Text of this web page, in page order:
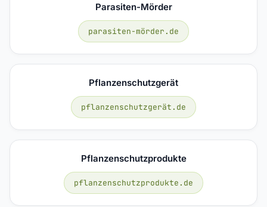
Parasiten-Mörder
parasiten-mörder.de
Pflanzenschutzgerät
pflanzenschutzgerät.de
Pflanzenschutzprodukte
pflanzenschutzprodukte.de